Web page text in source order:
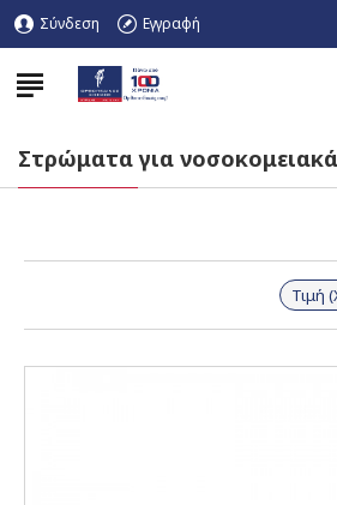
Σύνδεση Εγγραφή
Στρώματα για